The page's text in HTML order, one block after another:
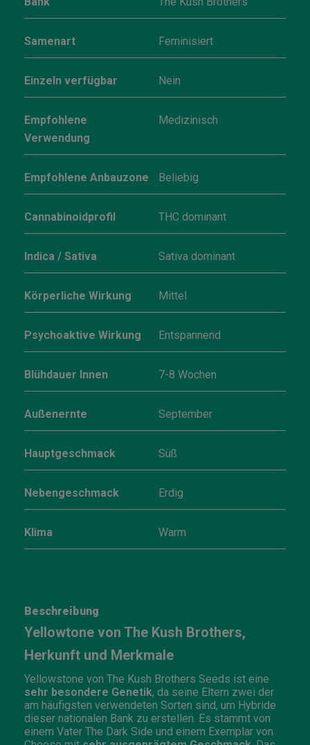
Samenart Feminisiert
Einzeln verfügbar Nein
Empfohlene
Verwendung
Medizinisch
Empfohlene Anbauzone Beliebig
Cannabinoidprofil THC dominant
Indica / Sativa Sativa dominant
Körperliche Wirkung Mittel
Psychoaktive Wirkung Entspannend
Blühdauer Innen 7-8 Wochen
Außenernte September
Hauptgeschmack Süß
Nebengeschmack Erdig
Klima Warm
Beschreibung
Yellowtone von The Kush Brothers,
Herkunft und Merkmale
Yellowstone von The Kush Brothers Seeds ist eine
sehr besondere Genetik, da seine Eltern zwei der
am häufigsten verwendeten Sorten sind, um Hybride
dieser nationalen Bank zu erstellen. Es stammt von
einem Vater The Dark Side und einem Exemplar von